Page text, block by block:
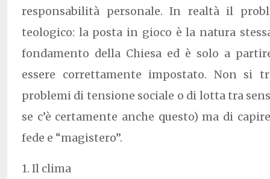
responsabilità personale. In realtà il
teologico: la posta in gioco è la natura
fondamento della Chiesa ed è solo a
essere correttamente impostato. Non si
problemi di tensione sociale o di lotta tra
se c’è certamente anche questo) ma di
fede e “magistero”.
1. Il clima